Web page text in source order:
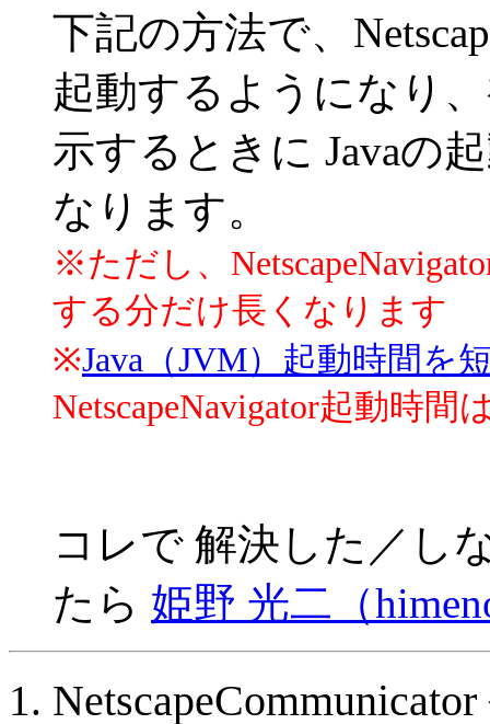
下記の方法で、
起動するようになり
示するときに Javaの
なります。
※ただし、
する分だけ長くなります
※Java（JVM）起動時間を
NetscapeNavigator起動時
コレで 解決した／し
たら 姫野 光二（